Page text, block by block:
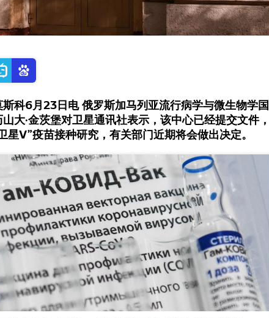
科6月23日电 俄罗斯加马列亚流行病学与微生物学国
大·金茨堡对卫星通讯社表示，该中心已经提交文件，
星V”疫苗接种研究，有关部门近期将会做出决定。